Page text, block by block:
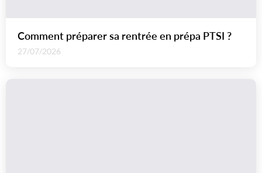
Comment préparer sa rentrée en prépa PTSI ?
27/07/2026